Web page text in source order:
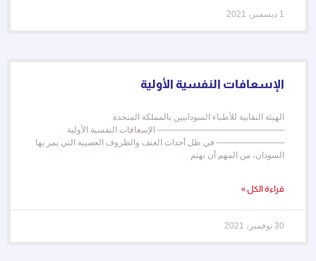
1 ديسمبر، 2021
الإسعافات النفسية الأولية
الهيئة النقابية للأطباء السودانيين بالمملكة المتحدة
——————————————— الإسعافات النفسية الأولية
———————— في ظل أحداث العنف والظروف العصيبة التي يمر بها
السودان، من المهم أن نهتم
قراءة الكل »
30 نوفمبر، 2021